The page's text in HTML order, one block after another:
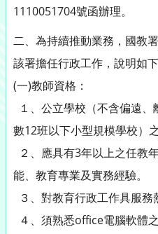
1110051704號函辦理。
二、為持續推動業務，國教
該署擔任行政工作，說明如下
(一)教師資格：
１、公立學校（不含偏遠
數12班以下小型規模學校）
２、應具有3年以上之任教
能、教育專業及實務經驗。
３、對教育行政工作具服務
４、須熟悉office電腦軟體之